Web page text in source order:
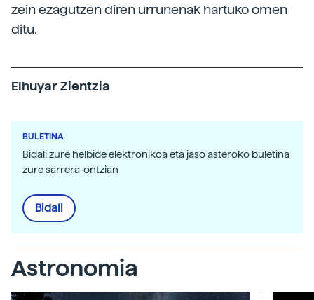
zein ezagutzen diren urrunenak hartuko omen
ditu.
Elhuyar Zientzia
BULETINA
Bidali zure helbide elektronikoa eta jaso asteroko buletina
zure sarrera-ontzian
Bidali
Astronomia